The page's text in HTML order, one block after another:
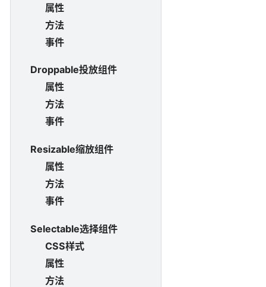
属性
方法
事件
Droppable投放组件
属性
方法
事件
Resizable缩放组件
属性
方法
事件
Selectable选择组件
CSS样式
属性
方法